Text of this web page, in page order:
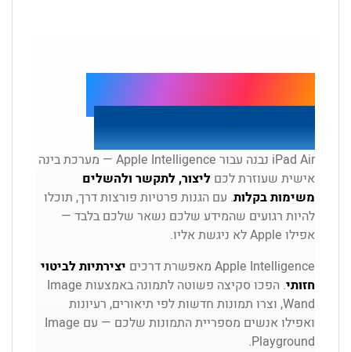
Apple Intelligence.
עוזרת לכם בכל יום.
iPad Air נבנה עבור Apple Intelligence — מערכת בינה
אישית שעוזרת לכם ליצור, לתקשר ולהשלים
משימות בקלות. עם הגנות פרטיות פורצות דרך, תוכלו
להיות רגועים שהמידע שלכם נשאר שלכם בלבד —
אפילו Apple לא ניגשת אליו.
Apple Intelligence מאפשרת דרכים
יצירתיות לביטוי
חזותי
. הפכו סקיצה פשוטה לתמונה באמצעות Image
Wand, וצרו תמונות חדשות לפי תיאורים, רעיונות
ואפילו אנשים מספריית התמונות שלכם — עם Image
Playground.